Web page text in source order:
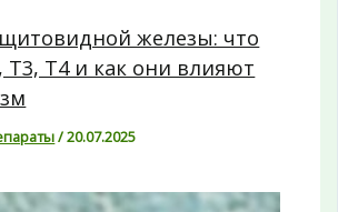
железы: что
Т3, Т4 и как они влияют
/20.07.2025